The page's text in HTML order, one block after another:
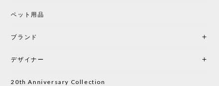
ペット用品
ブランド
デザイナー
20th Anniversary Collection